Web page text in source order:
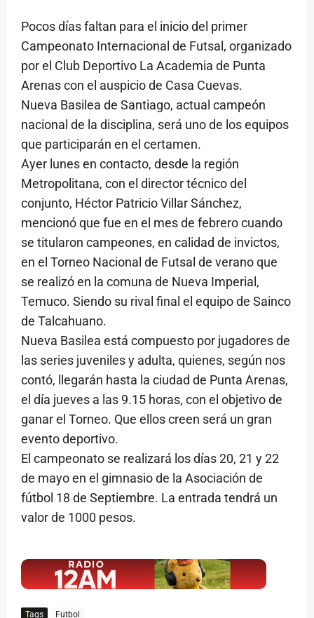
Pocos días faltan para el inicio del primer
Campeonato Internacional de Futsal, organizado
por el Club Deportivo La Academia de Punta
Arenas con el auspicio de Casa Cuevas.
Nueva Basilea de Santiago, actual campeón
nacional de la disciplina, será uno de los equipos
que participarán en el certamen.
Ayer lunes en contacto, desde la región
Metropolitana, con el director técnico del
conjunto, Héctor Patricio Villar Sánchez,
mencionó que fue en el mes de febrero cuando
se titularon campeones, en calidad de invictos,
en el Torneo Nacional de Futsal de verano que
se realizó en la comuna de Nueva Imperial,
Temuco. Siendo su rival final el equipo de Sainco
de Talcahuano.
Nueva Basilea está compuesto por jugadores de
las series juveniles y adulta, quienes, según nos
contó, llegarán hasta la ciudad de Punta Arenas,
el día jueves a las 9.15 horas, con el objetivo de
ganar el Torneo. Que ellos creen será un gran
evento deportivo.
El campeonato se realizará los días 20, 21 y 22
de mayo en el gimnasio de la Asociación de
fútbol 18 de Septiembre. La entrada tendrá un
valor de 1000 pesos.
Tags Futbol